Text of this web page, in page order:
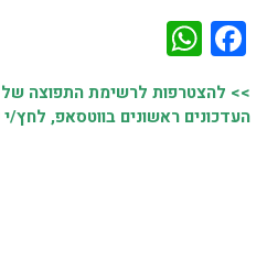
Facebook
>> להצטרפות לרשימת התפוצה של
העדכונים ראשונים בווטסאפ, לחץ/י